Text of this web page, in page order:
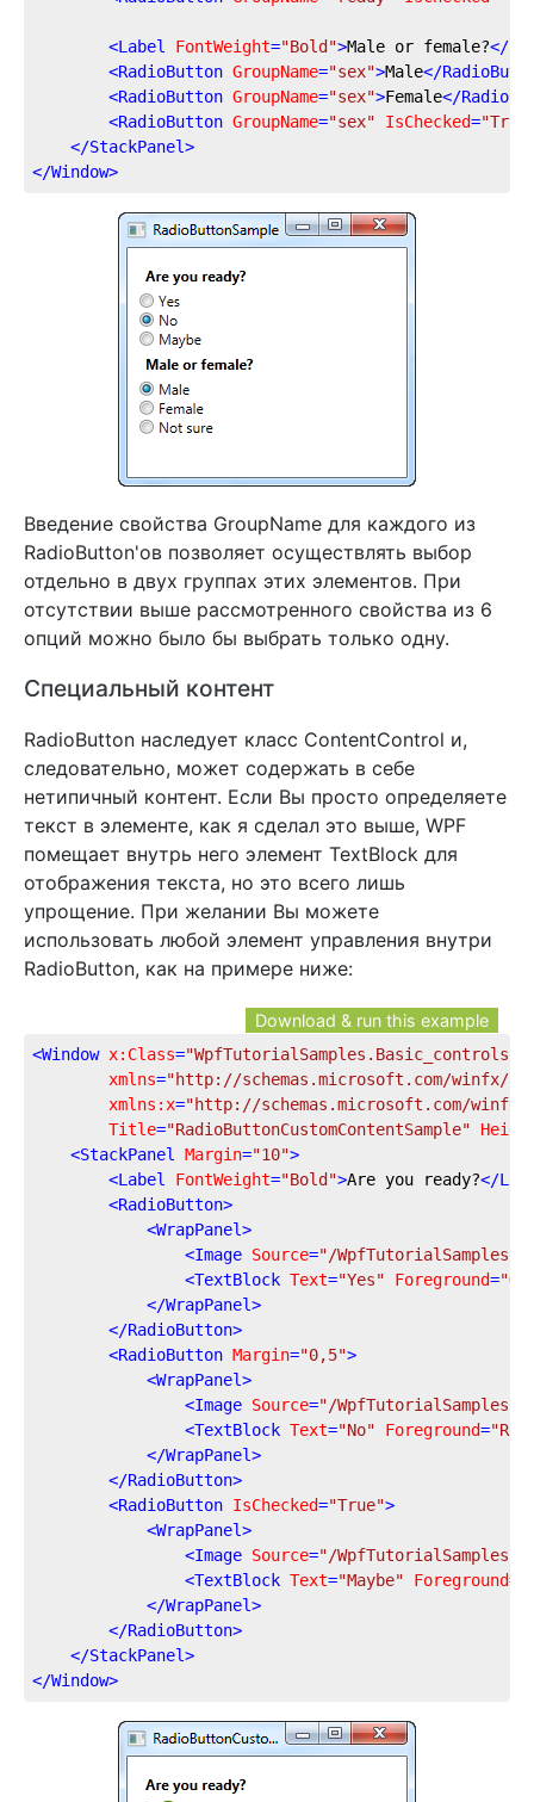
<Label FontWeight="Bold">Male or female?</
<RadioButton GroupName="sex">Male</
<RadioButton GroupName="sex">Female</
<RadioButton GroupName="sex" IsChecked=
</StackPanel>
</Window>
Введение свойства GroupName для каждого из
RadioButton'ов позволяет осуществлять выбор
отдельно в двух группах этих элементов. При
отсутствии выше рассмотренного свойства из 6
опций можно было бы выбрать только одну.
Специальный контент
RadioButton наследует класс ContentControl и,
следовательно, может содержать в себе
нетипичный контент. Если Вы просто определяете
текст в элементе, как я сделал это выше, WPF
помещает внутрь него элемент TextBlock для
отображения текста, но это всего лишь
упрощение. При желании Вы можете
использовать любой элемент управления внутри
RadioButton, как на примере ниже:
Download & run this example
<Window x:Class=
xmlns="http://schemas.microsoft.com/winfx/
xmlns:x="http://schemas.microsoft.com/winfx/
Title="RadioButtonCustomContentSample"
<StackPanel Margin="10">
<Label FontWeight="Bold">Are you ready?</
<RadioButton>
<WrapPanel>
<Image Source="/
<TextBlock Text="Yes" Foreground=
</WrapPanel>
</RadioButton>
<RadioButton Margin="0,5">
<WrapPanel>
<Image Source="/
<TextBlock Text="No" Foreground=
</WrapPanel>
</RadioButton>
<RadioButton IsChecked="True">
<WrapPanel>
<Image Source="/
<TextBlock Text="Maybe" Foreground=
</WrapPanel>
</RadioButton>
</StackPanel>
</Window>